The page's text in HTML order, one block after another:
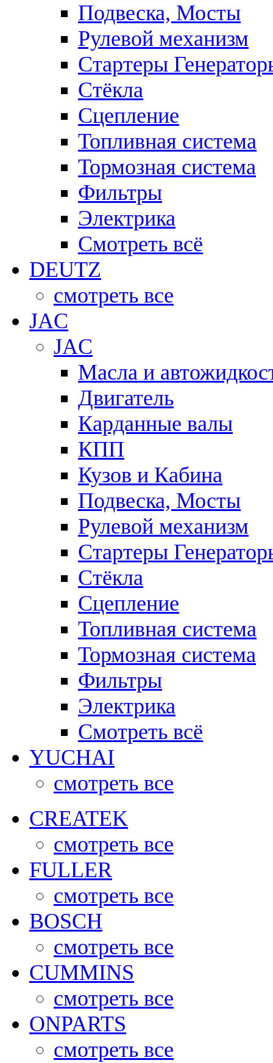
Подвеска, Мосты
Рулевой механизм
Стартеры
Стёкла
Сцепление
Топливная система
Тормозная система
Фильтры
Электрика
Смотреть всё
DEUTZ
смотреть все
JAC
JAC
Масла и
Двигатель
Карданные валы
КПП
Кузов и Кабина
Подвеска, Мосты
Рулевой механизм
Стартеры
Стёкла
Сцепление
Топливная система
Тормозная система
Фильтры
Электрика
Смотреть всё
YUCHAI
смотреть все
CREATEK
смотреть все
FULLER
смотреть все
BOSCH
смотреть все
CUMMINS
смотреть все
ONPARTS
смотреть все